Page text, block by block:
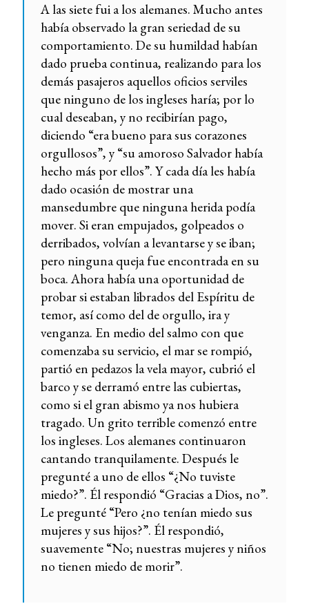
A las siete fui a los alemanes. Mucho antes
había observado la gran seriedad de su
comportamiento. De su humildad habían
dado prueba continua, realizando para los
demás pasajeros aquellos oficios serviles
que ninguno de los ingleses haría; por lo
cual deseaban, y no recibirían pago,
diciendo “era bueno para sus corazones
orgullosos”, y “su amoroso Salvador había
hecho más por ellos”. Y cada día les había
dado ocasión de mostrar una
mansedumbre que ninguna herida podía
mover. Si eran empujados, golpeados o
derribados, volvían a levantarse y se iban;
pero ninguna queja fue encontrada en su
boca. Ahora había una oportunidad de
probar si estaban librados del Espíritu de
temor, así como del de orgullo, ira y
venganza. En medio del salmo con que
comenzaba su servicio, el mar se rompió,
partió en pedazos la vela mayor, cubrió el
barco y se derramó entre las cubiertas,
como si el gran abismo ya nos hubiera
tragado. Un grito terrible comenzó entre
los ingleses. Los alemanes continuaron
cantando tranquilamente. Después le
pregunté a uno de ellos “¿No tuviste
miedo?”. Él respondió “Gracias a Dios, no”.
Le pregunté “Pero ¿no tenían miedo sus
mujeres y sus hijos?”. Él respondió,
suavemente “No; nuestras mujeres y niños
no tienen miedo de morir”.